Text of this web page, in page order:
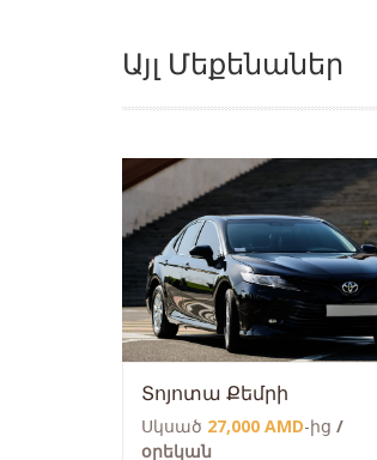
Այլ Մեքենաներ
Տոյոտա Քեմրի
Սկսած 27,000 AMD-ից /
օրեկան